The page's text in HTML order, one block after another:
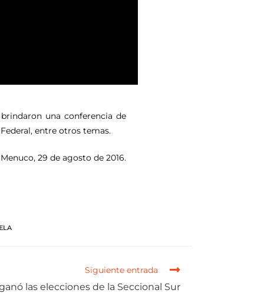
una conferencia de
entre otros temas.
29 de agosto de 2016.
Siguiente entrada
las elecciones de la Seccional Sur